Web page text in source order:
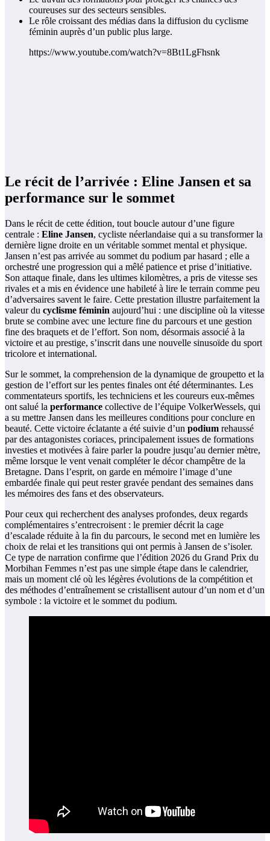
coureuses sur des secteurs sensibles.
Le rôle croissant des médias dans la diffusion du cyclisme
féminin auprès d’un public plus large.
https://www.youtube.com/watch?v=8Bt1LgFhsnk
Le récit de l’arrivée : Eline Jansen et sa
performance sur le sommet
Dans le récit de cette édition, tout boucle autour d’une figure
centrale : Eline Jansen, cycliste néerlandaise qui a su transformer la
dernière ligne droite en un véritable sommet mental et physique.
Jansen n’est pas arrivée au sommet du podium par hasard ; elle a
orchestré une progression qui a mêlé patience et prise d’initiative.
Son attaque finale, dans les ultimes kilomètres, a pris de vitesse ses
rivales et a mis en évidence une habileté à lire le terrain comme peu
d’adversaires savent le faire. Cette prestation illustre parfaitement la
valeur du cyclisme féminin aujourd’hui : une discipline où la vitesse
brute se combine avec une lecture fine du parcours et une gestion
fine des braquets et de l’effort. Son nom, désormais associé à la
victoire et au prestige, s’inscrit dans une nouvelle sinusoïde du sport
tricolore et international.
Sur le sommet, la comprehension de la dynamique de groupetto et la
gestion de l’effort sur les pentes finales ont été déterminantes. Les
commentateurs sportifs, les techniciens et les coureurs eux‑mêmes
ont salué la performance collective de l’équipe VolkerWessels, qui
a su mettre Jansen dans les meilleures conditions pour conclure en
beauté. Cette victoire éclatante a été suivie d’un podium rehaussé
par des antagonistes coriaces, principalement issues de formations
investies et motivées à faire parler la poudre jusqu’au dernier mètre,
même lorsque le vent venait compléter le décor champêtre de la
Bretagne. Dans l’esprit, on garde en mémoire l’image d’une
embardée finale qui peut rester gravée pendant des semaines dans
les mémoires des fans et des observateurs.
Pour ceux qui recherchent des analyses profondes, deux regards
complémentaires s’entrecroisent : le premier décrit la cage
d’escalade réduite à la fin du parcours, le second met en lumière les
choix de relai et les transitions qui ont permis à Jansen de s’isoler.
Ce type de narration confirme que l’édition 2026 du Grand Prix du
Morbihan Femmes n’est pas une simple étape dans le calendrier,
mais un moment clé où les légères évolutions de la compétition et
des méthodes d’entraînement se cristallisent autour d’un nom et d’un
symbole : la victoire et le sommet du podium.